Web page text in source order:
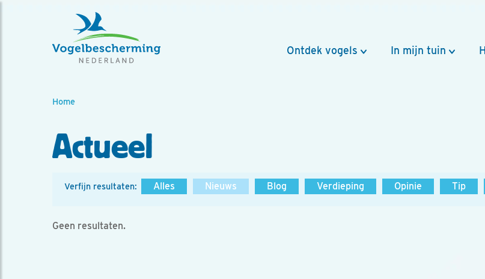
Ontdek vogels In mijn tuin
Home
Actueel
Verfijn resultaten: Alles Nieuws Blog Verdieping Opinie Tip
Geen resultaten.